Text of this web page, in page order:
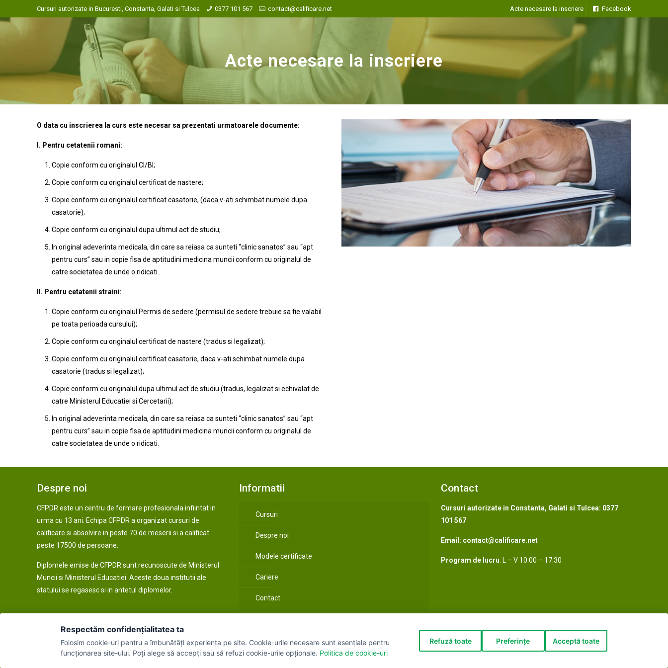
Cursuri autorizate in Bucuresti, Constanta, Galati si Tulcea 0377 101 567 contact@calificare.net Acte necesare la inscriere Facebook
Acte necesare la inscriere
O data cu inscrierea la curs este necesar sa prezentati urmatoarele documente:
I. Pentru cetatenii romani:
Copie conform cu originalul CI/BI;
Copie conform cu originalul certificat de nastere;
Copie conform cu originalul certificat casatorie, (daca v-ati schimbat numele dupa
casatorie);
Copie conform cu originalul dupa ultimul act de studiu;
In original adeverinta medicala, din care sa reiasa ca sunteti “clinic sanatos” sau “apt
pentru curs” sau in copie fisa de aptitudini medicina muncii conform cu originalul de
catre societatea de unde o ridicati.
II. Pentru cetatenii straini:
Copie conform cu originalul Permis de sedere (permisul de sedere trebuie sa fie valabil
pe toata perioada cursului);
Copie conform cu originalul certificat de nastere (tradus si legalizat);
Copie conform cu originalul certificat casatorie, daca v-ati schimbat numele dupa
casatorie (tradus si legalizat);
Copie conform cu originalul dupa ultimul act de studiu (tradus, legalizat si echivalat de
catre Ministerul Educatiei si Cercetarii);
In original adeverinta medicala, din care sa reiasa ca sunteti “clinic sanatos” sau “apt
pentru curs” sau in copie fisa de aptitudini medicina muncii conform cu originalul de
catre societatea de unde o ridicati.
Despre noi
CFPDR este un centru de formare profesionala infiintat in
urma cu 13 ani. Echipa CFPDR a organizat cursuri de
calificare si absolvire in peste 70 de meserii si a calificat
peste 17500 de persoane.
Diplomele emise de CFPDR sunt recunoscute de Ministerul
Muncii si Ministerul Educatiei. Aceste doua institutii ale
statului se regasesc si in antetul diplomelor.
Informatii
Cursuri
Despre noi
Modele certificate
Cariere
Contact
Contact
Cursuri autorizate in Constanta, Galati si Tulcea: 0377
101 567
Email: contact@calificare.net
Program de lucru: L – V 10.00 – 17.30
© 2026 CFPDR - Cursuri de calificare acreditate. Toate drepturile rezervate. Confidentialitate Politica de Cookie-uri
Respectăm confidențialitatea ta
Folosim cookie-uri pentru a îmbunătăți experiența pe site. Cookie-urile necesare sunt esențiale pentru
funcționarea site-ului. Poți alege să accepți sau să refuzi cookie-urile opționale. Politica de cookie-uri
Refuză toate Preferințe Acceptă toate